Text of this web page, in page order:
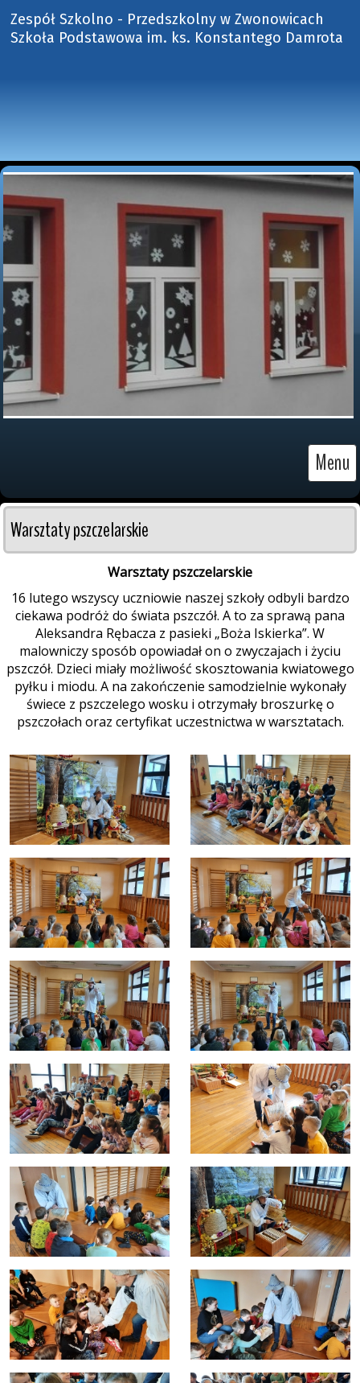
Zespół Szkolno - Przedszkolny w Zwonowicach
Szkoła Podstawowa im. ks. Konstantego Damrota
Menu
Warsztaty pszczelarskie
Warsztaty pszczelarskie
16 lutego wszyscy uczniowie naszej szkoły odbyli bardzo
ciekawa podróż do świata pszczół. A to za sprawą pana
Aleksandra Rębacza z pasieki „Boża Iskierka”. W
malowniczy sposób opowiadał on o zwyczajach i życiu
pszczół. Dzieci miały możliwość skosztowania kwiatowego
pyłku i miodu. A na zakończenie samodzielnie wykonały
świece z pszczelego wosku i otrzymały broszurkę o
pszczołach oraz certyfikat uczestnictwa w warsztatach.